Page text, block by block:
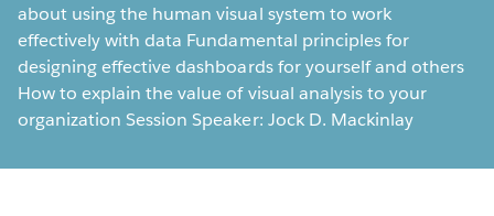
about using the human visual system to work
effectively with data Fundamental principles for
designing effective dashboards for yourself and others
How to explain the value of visual analysis to your
organization Session Speaker: Jock D. Mackinlay